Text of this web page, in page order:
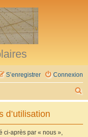
Connexion
S’enregistrer
e
d’utilisation
ci-après par « nous »,